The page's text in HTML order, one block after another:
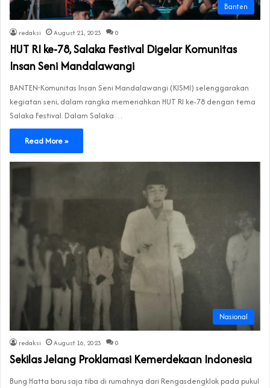
Banten
redaksi August 21, 2023 0
HUT RI ke-78, Salaka Festival Digelar Komunitas
Insan Seni Mandalawangi
BANTEN-Komunitas Insan Seni Mandalawangi (KISMI) selenggarakan
kegiatan seni, dalam rangka memeriahkan HUT RI ke-78 dengan tema
Salaka Festival. Dalam Salaka…
Read More »
Nasional
redaksi August 16, 2023 0
Sekilas Jelang Proklamasi Kemerdekaan Indonesia
Bung Hatta baru saja tiba di rumahnya dari Rengasdengklok pada pukul